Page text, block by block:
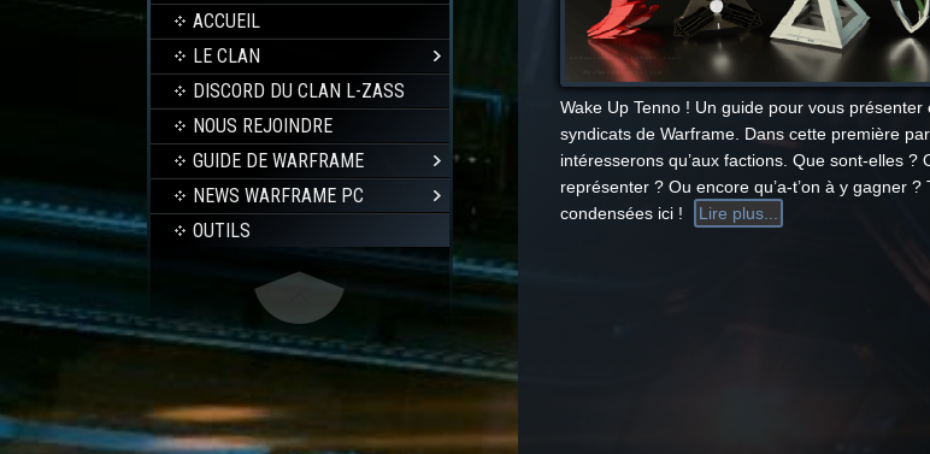
ACCUEIL
LE CLAN
DISCORD DU CLAN L-ZASS
NOUS REJOINDRE
GUIDE DE WARFRAME
NEWS WARFRAME PC
OUTILS
Wake Up Tenno ! Un guide pour vous
syndicats de Warframe. Dans cette première
intéresserons qu’aux factions. Que sont-elles ?
représenter ? Ou encore qu’a-t’on à y gagner
condensées ici !
Lire plus...